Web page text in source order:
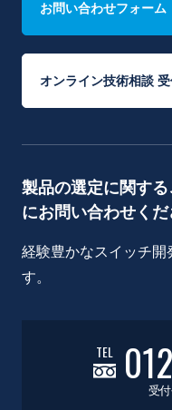
お問い合わせフォーム
オンライン技術相談
製品の選定に関す
にお問い合わせくだ
経験豊かなスイッチ開
す。
TEL
受